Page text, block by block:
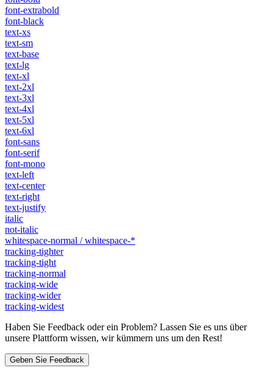
font-extrabold
font-black
text-xs
text-sm
text-base
text-lg
text-xl
text-2xl
text-3xl
text-4xl
text-5xl
text-6xl
font-sans
font-serif
font-mono
text-left
text-center
text-right
text-justify
italic
not-italic
whitespace-normal / whitespace-*
tracking-tighter
tracking-tight
tracking-normal
tracking-wide
tracking-wider
tracking-widest
Haben Sie Feedback oder ein Problem? Lassen Sie es uns über
unsere Plattform wissen, wir kümmern uns um den Rest!
Geben Sie Feedback